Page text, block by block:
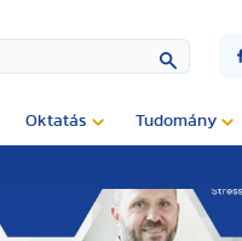
Oktatás Tudomány